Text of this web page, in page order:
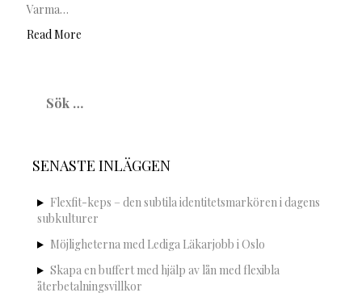
Varma…
Read More
efter:
SENASTE INLÄGGEN
Flexfit-keps – den subtila identitetsmarkören i dagens
subkulturer
Möjligheterna med Lediga Läkarjobb i Oslo
Skapa en buffert med hjälp av lån med flexibla
återbetalningsvillkor